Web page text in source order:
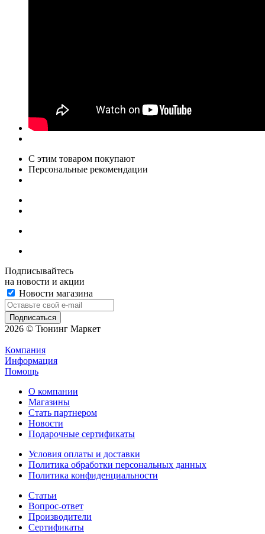
С этим товаром покупают
Персональные рекомендации
Подписывайтесь
на новости и акции
Новости магазина
2026 © Тюнинг Маркет
Компания
Информация
Помощь
О компании
Магазины
Стать партнером
Новости
Подарочные сертификаты
Условия оплаты и доставки
Политика обработки персональных данных
Политика конфиденциальности
Статьи
Вопрос-ответ
Производители
Сертификаты